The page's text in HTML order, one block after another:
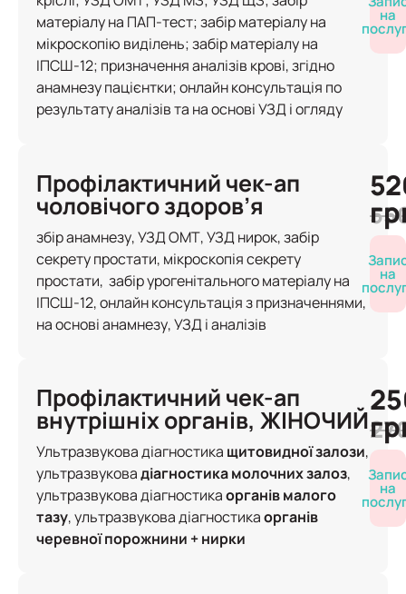
матеріалу на ПАП-тест; забір матеріалу на
мікроскопію виділень; забір матеріалу на
ІПСШ-12; призначення аналізів крові, згідно
анамнезу пацієнтки; онлайн консультація по
результату аналізів та на основі УЗД і огляду
на
Профілактичний чек-ап
чоловічого здоров’я
збір анамнезу, УЗД ОМТ, УЗД нирок, забір
секрету простати, мікроскопія секрету
простати, забір урогенітального матеріалу на
ІПСШ-12, онлайн консультація з призначеннями,
на основі анамнезу, УЗД і аналізів
на
Профілактичний чек-ап
внутрішніх органів, ЖІНОЧИЙ
Ультразвукова діагностика щитовидної залози,
ультразвуковадіагностика молочних залоз,
ультразвукова діагностикаорганів малого
тазу, ультразвукова діагностикаорганів
черевної порожнини + нирки
на